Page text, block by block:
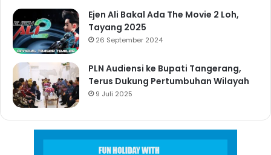
Ejen Ali Bakal Ada The Movie 2 Loh,
Tayang 2025
26 September 2024
PLN Audiensi ke Bupati Tangerang,
Terus Dukung Pertumbuhan Wilayah
9 Juli 2025